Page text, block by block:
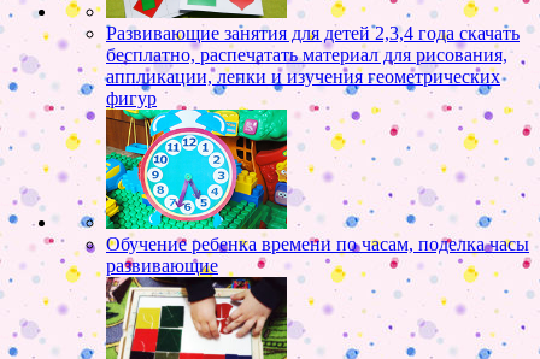
Развивающие занятия для детей 2,3,4 года скачать
бесплатно, распечатать материал для рисования,
аппликации, лепки и изучения геометрических
фигур
Обучение ребенка времени по часам, поделка часы
развивающие